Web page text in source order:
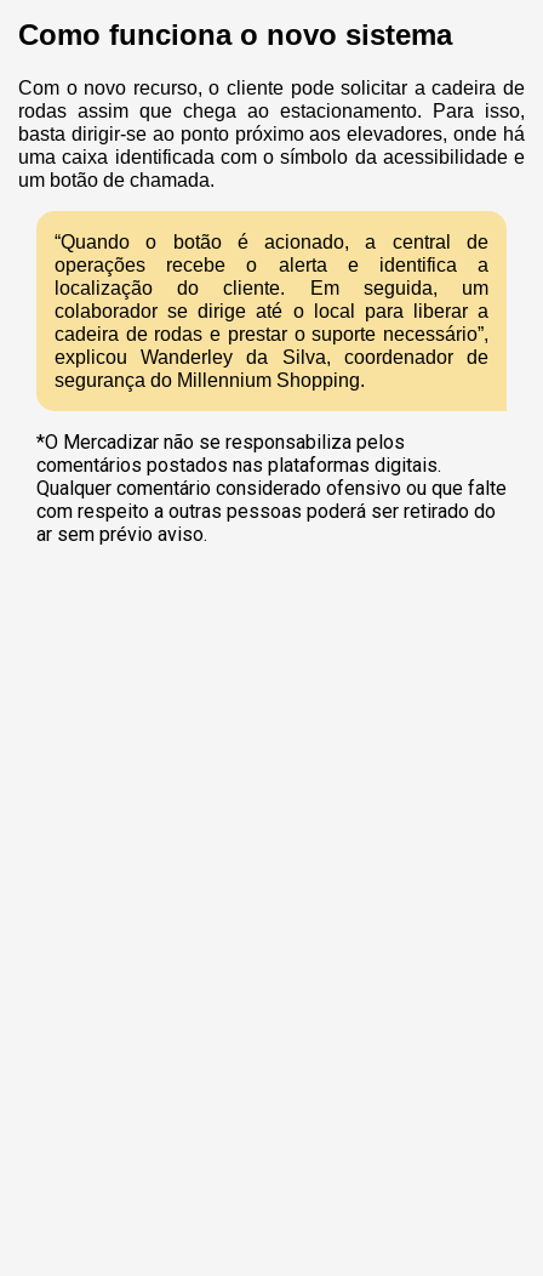
Como funciona o novo sistema
Com o novo recurso, o cliente pode solicitar a cadeira de
rodas assim que chega ao estacionamento. Para isso,
basta dirigir-se ao ponto próximo aos elevadores, onde há
uma caixa identificada com o símbolo da acessibilidade e
um botão de chamada.
“Quando o botão é acionado, a central de
operações recebe o alerta e identifica a
localização do cliente. Em seguida, um
colaborador se dirige até o local para liberar a
cadeira de rodas e prestar o suporte necessário”,
explicou Wanderley da Silva, coordenador de
segurança do Millennium Shopping.
*O Mercadizar não se responsabiliza pelos
comentários postados nas plataformas digitais.
Qualquer comentário considerado ofensivo ou que falte
com respeito a outras pessoas poderá ser retirado do
ar sem prévio aviso.